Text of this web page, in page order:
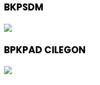
BKPSDM
BPKPAD CILEGON